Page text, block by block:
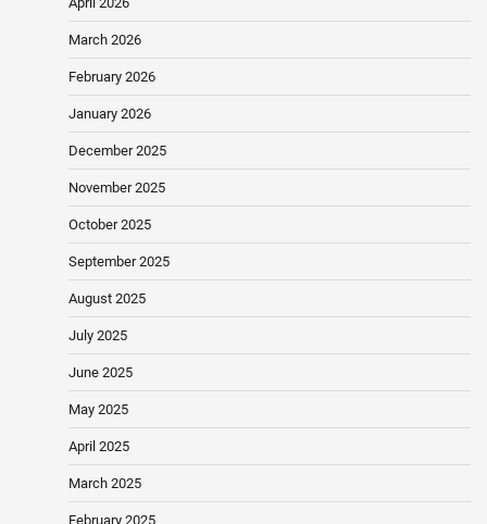
March 2026
February 2026
January 2026
December 2025
November 2025
October 2025
September 2025
August 2025
July 2025
June 2025
May 2025
April 2025
March 2025
February 2025